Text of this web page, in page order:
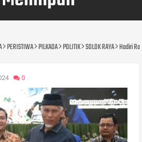
PERISTIWA PILKADA POLITIK SOLOK RAYA Hadiri
0